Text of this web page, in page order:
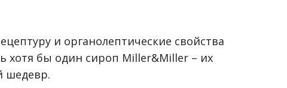
и органолептические свойства
хотя бы один сироп Miller&Miller – их
шедевр.